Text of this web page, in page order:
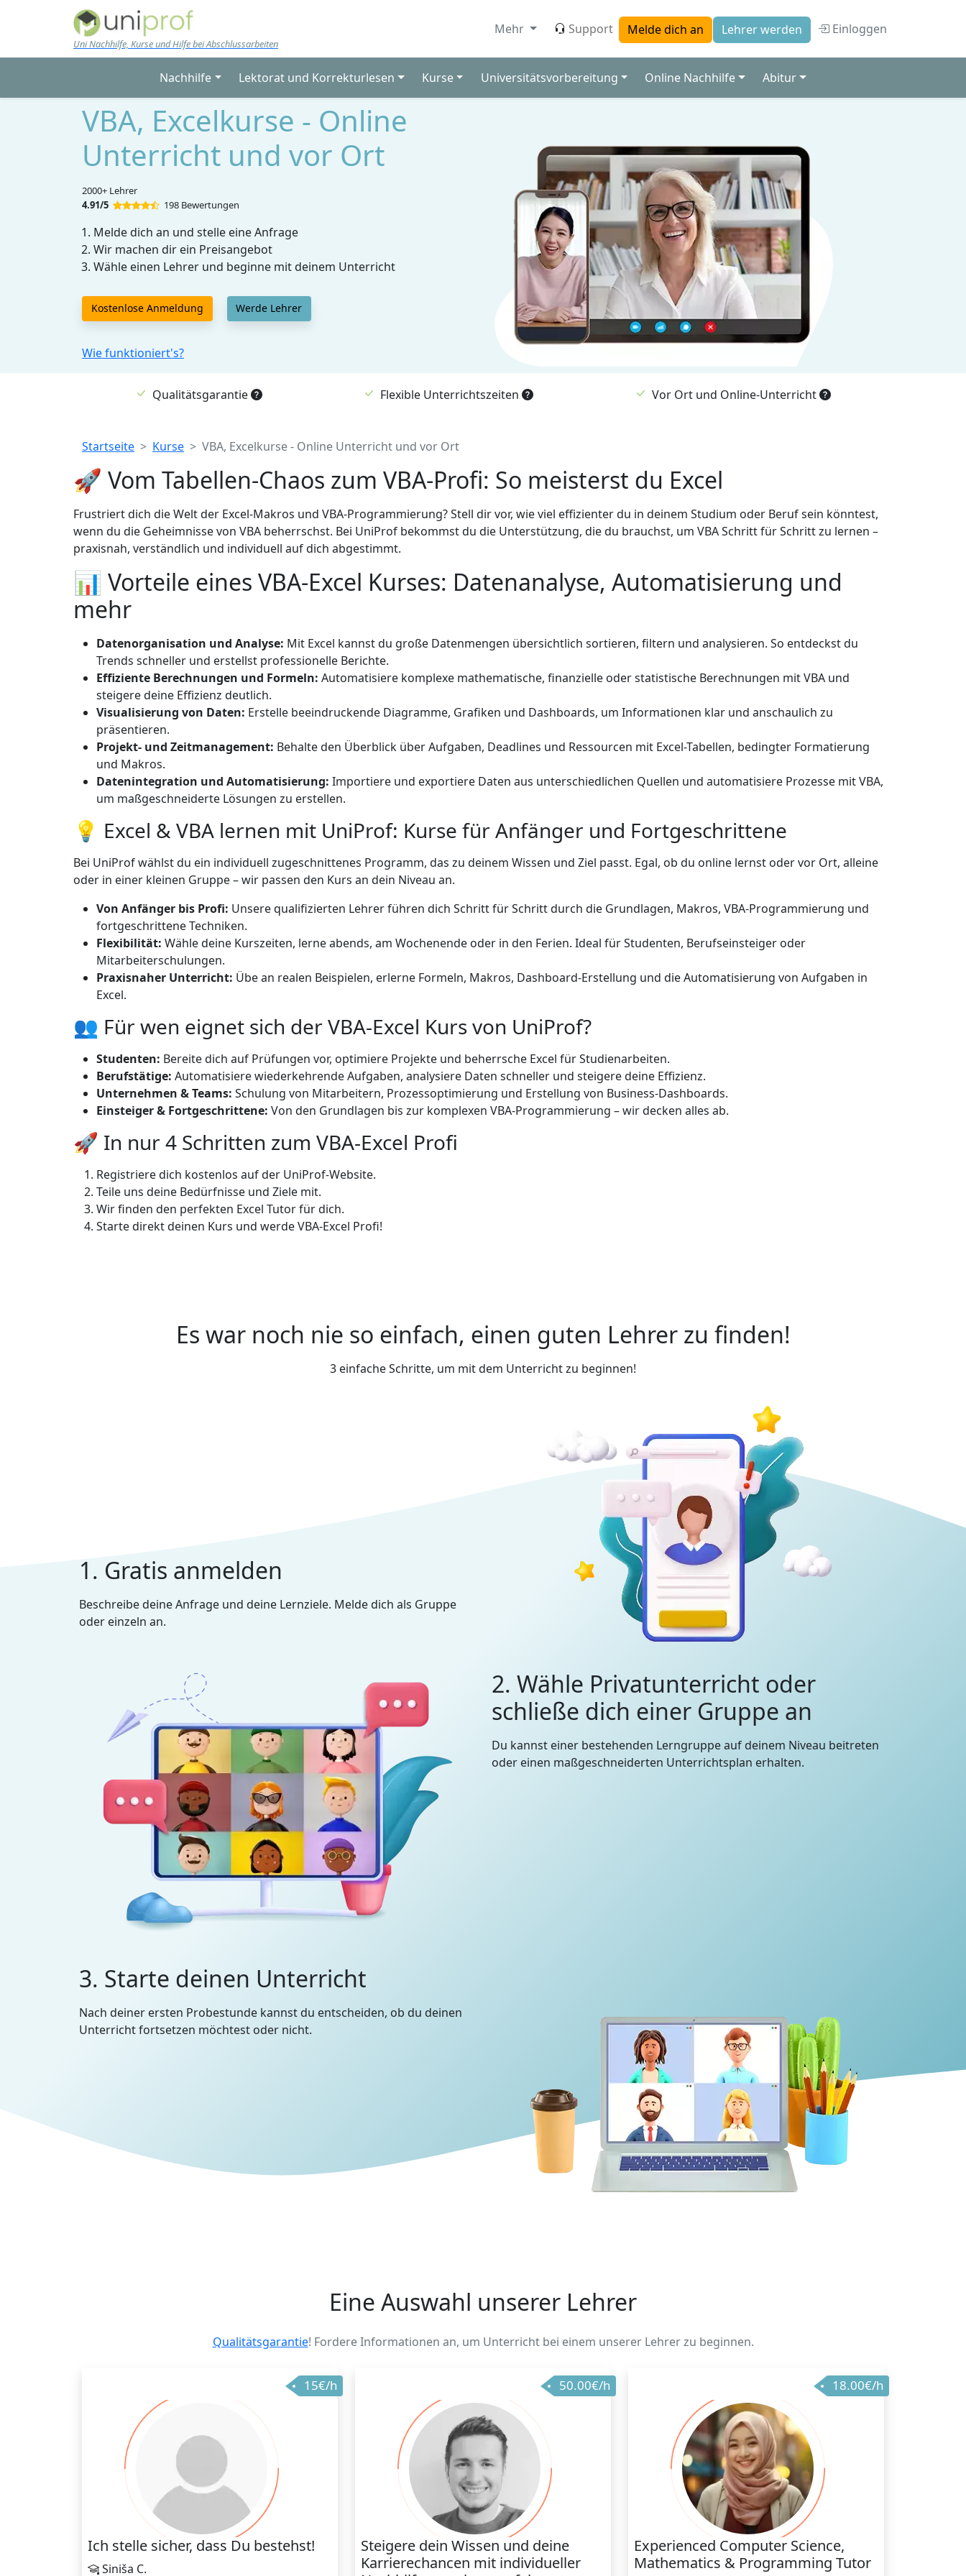
Skip to main content
Uni Nachhilfe, Kurse und Hilfe bei Abschlussarbeiten
Mehr Support Melde dich an Lehrer werden Einloggen
Nachhilfe Lektorat und Korrekturlesen Kurse Universitätsvorbereitung Online Nachhilfe Abitur
VBA, Excelkurse - Online
Unterricht und vor Ort
2000+ Lehrer
4.91/5
198 Bewertungen
Melde dich an und stelle eine Anfrage
Wir machen dir ein Preisangebot
Wähle einen Lehrer und beginne mit deinem Unterricht
Kostenlose Anmeldung Werde Lehrer
Wie funktioniert's?
Qualitätsgarantie Flexible Unterrichtszeiten Vor Ort und Online-Unterricht
Breadcrumb
Startseite Kurse VBA, Excelkurse - Online Unterricht und vor Ort
🚀 Vom Tabellen-Chaos zum VBA-Profi: So meisterst du Excel
Frustriert dich die Welt der Excel-Makros und VBA-Programmierung? Stell dir vor, wie viel effizienter du in deinem Studium oder Beruf sein könntest,
wenn du die Geheimnisse von VBA beherrschst. Bei UniProf bekommst du die Unterstützung, die du brauchst, um VBA Schritt für Schritt zu lernen –
praxisnah, verständlich und individuell auf dich abgestimmt.
📊 Vorteile eines VBA-Excel Kurses: Datenanalyse, Automatisierung und
mehr
Datenorganisation und Analyse: Mit Excel kannst du große Datenmengen übersichtlich sortieren, filtern und analysieren. So entdeckst du
Trends schneller und erstellst professionelle Berichte.
Effiziente Berechnungen und Formeln: Automatisiere komplexe mathematische, finanzielle oder statistische Berechnungen mit VBA und
steigere deine Effizienz deutlich.
Visualisierung von Daten: Erstelle beeindruckende Diagramme, Grafiken und Dashboards, um Informationen klar und anschaulich zu
präsentieren.
Projekt- und Zeitmanagement: Behalte den Überblick über Aufgaben, Deadlines und Ressourcen mit Excel-Tabellen, bedingter Formatierung
und Makros.
Datenintegration und Automatisierung: Importiere und exportiere Daten aus unterschiedlichen Quellen und automatisiere Prozesse mit VBA,
um maßgeschneiderte Lösungen zu erstellen.
💡 Excel & VBA lernen mit UniProf: Kurse für Anfänger und Fortgeschrittene
Bei UniProf wählst du ein individuell zugeschnittenes Programm, das zu deinem Wissen und Ziel passt. Egal, ob du online lernst oder vor Ort, alleine
oder in einer kleinen Gruppe – wir passen den Kurs an dein Niveau an.
Von Anfänger bis Profi: Unsere qualifizierten Lehrer führen dich Schritt für Schritt durch die Grundlagen, Makros, VBA-Programmierung und
fortgeschrittene Techniken.
Flexibilität: Wähle deine Kurszeiten, lerne abends, am Wochenende oder in den Ferien. Ideal für Studenten, Berufseinsteiger oder
Mitarbeiterschulungen.
Praxisnaher Unterricht: Übe an realen Beispielen, erlerne Formeln, Makros, Dashboard-Erstellung und die Automatisierung von Aufgaben in
Excel.
👥 Für wen eignet sich der VBA-Excel Kurs von UniProf?
Studenten: Bereite dich auf Prüfungen vor, optimiere Projekte und beherrsche Excel für Studienarbeiten.
Berufstätige: Automatisiere wiederkehrende Aufgaben, analysiere Daten schneller und steigere deine Effizienz.
Unternehmen & Teams: Schulung von Mitarbeitern, Prozessoptimierung und Erstellung von Business-Dashboards.
Einsteiger & Fortgeschrittene: Von den Grundlagen bis zur komplexen VBA-Programmierung – wir decken alles ab.
🚀 In nur 4 Schritten zum VBA-Excel Profi
Registriere dich kostenlos auf der UniProf-Website.
Teile uns deine Bedürfnisse und Ziele mit.
Wir finden den perfekten Excel Tutor für dich.
Starte direkt deinen Kurs und werde VBA-Excel Profi!
Es war noch nie so einfach, einen guten Lehrer zu finden!
3 einfache Schritte, um mit dem Unterricht zu beginnen!
1. Gratis anmelden
Beschreibe deine Anfrage und deine Lernziele. Melde dich als Gruppe
oder einzeln an.
2. Wähle Privatunterricht oder
schließe dich einer Gruppe an
Du kannst einer bestehenden Lerngruppe auf deinem Niveau beitreten
oder einen maßgeschneiderten Unterrichtsplan erhalten.
3. Starte deinen Unterricht
Nach deiner ersten Probestunde kannst du entscheiden, ob du deinen
Unterricht fortsetzen möchtest oder nicht.
Eine Auswahl unserer Lehrer
Qualitätsgarantie ! Fordere Informationen an, um Unterricht bei einem unserer Lehrer zu beginnen.
15€/h
Ich stelle sicher, dass Du bestehst!
Siniša C.
50.00€/h
Steigere dein Wissen und deine
Karrierechancen mit individueller
18.00€/h
Experienced Computer Science,
Mathematics & Programming Tutor